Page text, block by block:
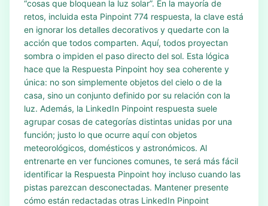
“cosas que bloquean la luz solar”. En la mayoría de
retos, incluida esta Pinpoint 774 respuesta, la clave está
en ignorar los detalles decorativos y quedarte con la
acción que todos comparten. Aquí, todos proyectan
sombra o impiden el paso directo del sol. Esta lógica
hace que la Respuesta Pinpoint hoy sea coherente y
única: no son simplemente objetos del cielo o de la
casa, sino un conjunto definido por su relación con la
luz. Además, la LinkedIn Pinpoint respuesta suele
agrupar cosas de categorías distintas unidas por una
función; justo lo que ocurre aquí con objetos
meteorológicos, domésticos y astronómicos. Al
entrenarte en ver funciones comunes, te será más fácil
identificar la Respuesta Pinpoint hoy incluso cuando las
pistas parezcan desconectadas. Mantener presente
cómo están redactadas otras LinkedIn Pinpoint